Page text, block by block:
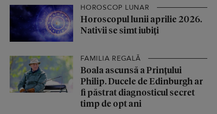
HOROSCOP LUNAR
Horoscopul lunii aprilie 2026.
Nativii se simt iubiți
FAMILIA REGALĂ
Boala ascunsă a Prințului
Philip. Ducele de Edinburgh ar
fi păstrat diagnosticul secret
timp de opt ani